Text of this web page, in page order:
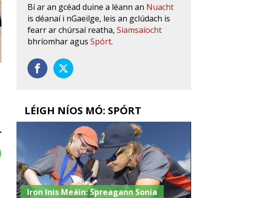
Bí ar an gcéad duine a léann an Nuacht
is déanaí i nGaeilge, leis an gclúdach is
fearr ar chúrsaí reatha,Siamsaíocht
bhríomhar agusSpórt.
LÉIGH NÍOS MÓ: SPÓRT
Iron Inis Meáin: Spreagann Sonia